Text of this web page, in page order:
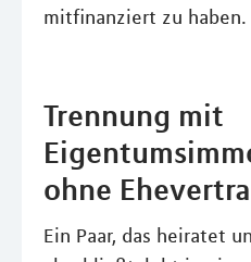
mitfinanziert zu haben.
Trennung mit
ohne
Ein Paar, das heiratet